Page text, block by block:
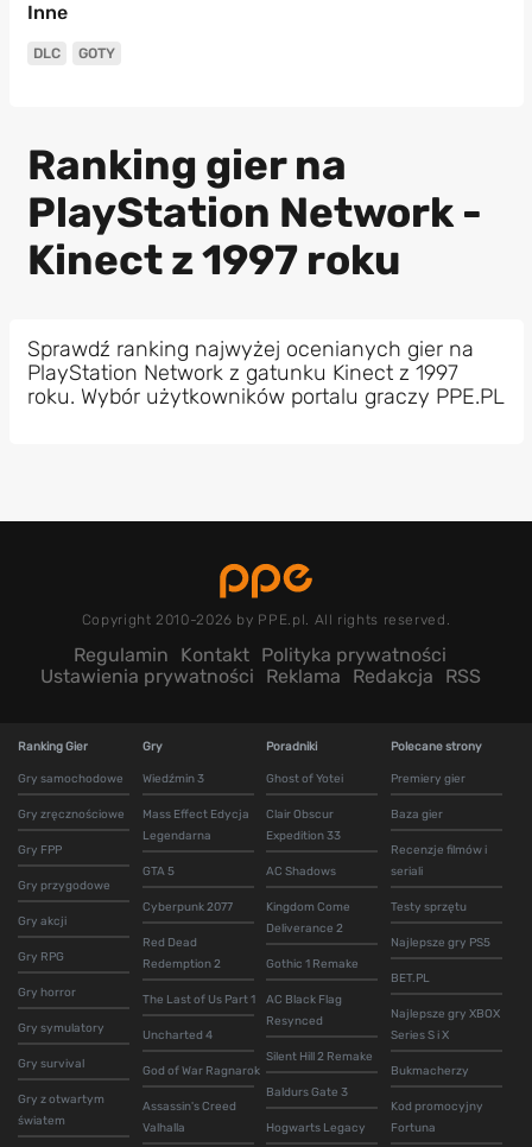
Inne
DLC GOTY
Ranking gier na
PlayStation Network -
Kinect z 1997 roku
Sprawdź ranking najwyżej ocenianych gier na
PlayStation Network z gatunku Kinect z 1997
roku. Wybór użytkowników portalu graczy PPE.PL
Copyright 2010-2026 by PPE.pl. All rights reserved.
Regulamin Kontakt Polityka prywatności
Ustawienia prywatności
Reklama Redakcja RSS
Ranking Gier
Gry samochodowe
Gry zręcznościowe
Gry FPP
Gry przygodowe
Gry akcji
Gry RPG
Gry horror
Gry symulatory
Gry survival
Gry z otwartym
światem
Gry
Wiedźmin 3
Mass Effect Edycja
Legendarna
GTA 5
Cyberpunk 2077
Red Dead
Redemption 2
The Last of Us Part 1
Uncharted 4
God of War Ragnarok
Assassin's Creed
Valhalla
Poradniki
Ghost of Yotei
Clair Obscur
Expedition 33
AC Shadows
Kingdom Come
Deliverance 2
Gothic 1 Remake
AC Black Flag
Resynced
Silent Hill 2 Remake
Baldurs Gate 3
Hogwarts Legacy
Polecane strony
Premiery gier
Baza gier
Recenzje filmów i
seriali
Testy sprzętu
Najlepsze gry PS5
BET.PL
Najlepsze gry XBOX
Series S i X
Bukmacherzy
Kod promocyjny
Fortuna